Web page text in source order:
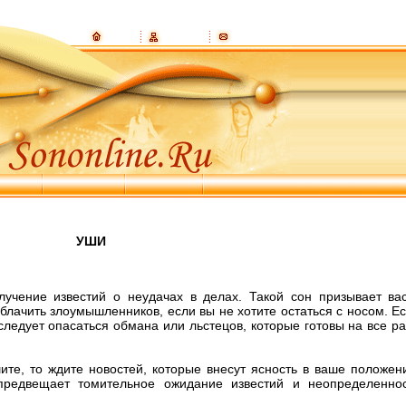
УШИ
известий о неудачах в делах. Такой сон призывает
злоумышленников, если вы не хотите остаться с носом.
опасаться обмана или льстецов, которые готовы на все
то ждите новостей, которые внесут ясность в ваше
томительное ожидание известий и